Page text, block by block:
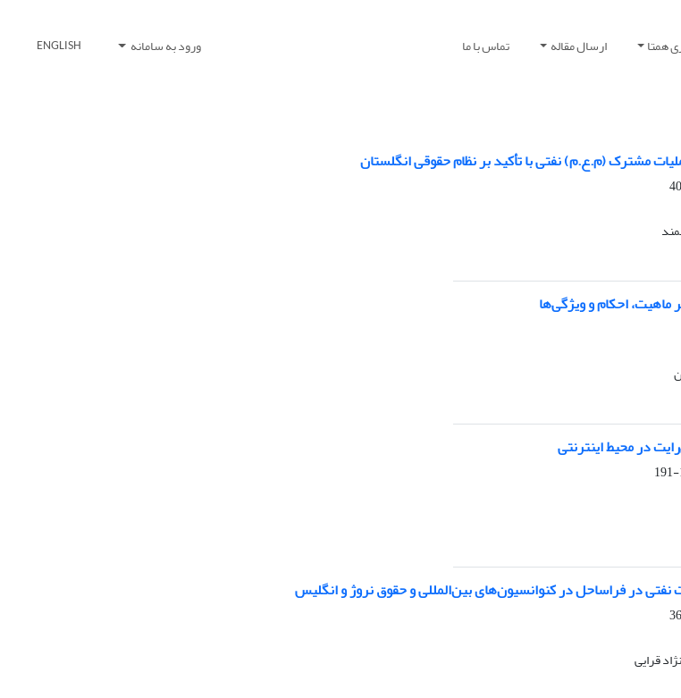
همتا ارسال مقاله تماس با ما ورود به سامانه ENGLISH
مشترک (م.ع.م) نفتی با تأکید بر نظام حقوقی انگلستان
احکام و ویژگی‌ها
در محیط اینترنتى
در فراساحل در کنوانسیون‌های بین‌المللی و حقوق نروژ و انگلیس
قرایی